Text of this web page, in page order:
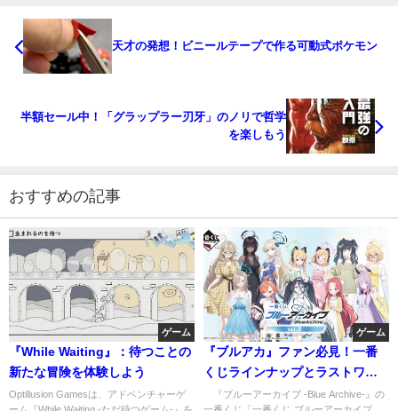
天才の発想！ビニールテープで作る可動式ポケモン
半額セール中！「グラップラー刃牙」のノリで哲学
を楽しもう
おすすめの記事
ゲーム
『While Waiting』：待つことの
新たな冒険を体験しよう
Optillusion Gamesは、アドベンチャーゲ
ゲーム
『ブルアカ』ファン必見！一番
くじラインナップとラストワン
賞の詳細発表
『ブルーアーカイブ -Blue Archive-』の